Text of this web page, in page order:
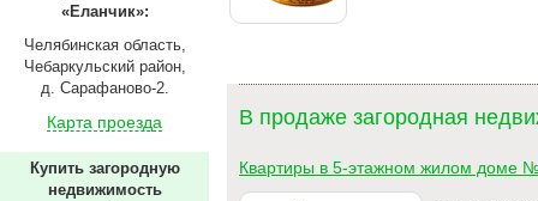
«Еланчик»:
Челябинская область,
Чебаркульский район,
д. Сарафаново-2.
Карта проезда
Купить загородную
недвижимость
В продаже загородная
Квартиры в 5-этажном жилом доме